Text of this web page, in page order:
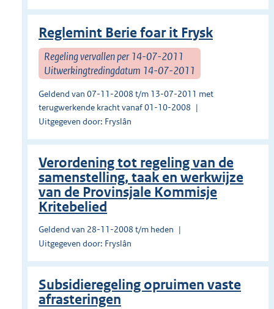
Reglemint Berie foar it Frysk
Regeling vervallen per 14-07-2011
Uitwerkingtredingdatum 14-07-2011
Geldend van 07-11-2008 t/m 13-07-2011 met
terugwerkende kracht vanaf 01-10-2008
Uitgegeven door: Fryslân
Verordening tot regeling van de
samenstelling, taak en werkwijze
van de Provinsjale Kommisje
Kritebelied
Geldend van 28-11-2008 t/m heden
Uitgegeven door: Fryslân
Subsidieregeling opruimen vaste
afrasteringen